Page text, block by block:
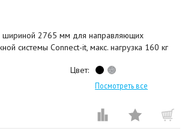
шириной 2765 мм для направляющих
системы Connect-it, макс. нагрузка 160 кг
Цвет:
Посмотреть все